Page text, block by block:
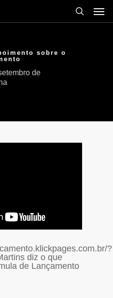
sobre o
de
?
diz o que
de Lançamento